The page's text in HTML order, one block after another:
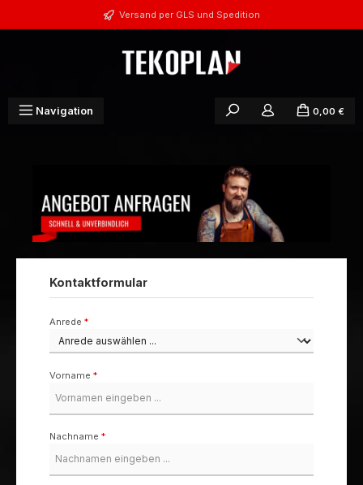
Zum Hauptinhalt springenVersand per GLS und Spedition
Navigation 0,00 €
Kontaktformular
Anrede *
Vorname *
Nachname *